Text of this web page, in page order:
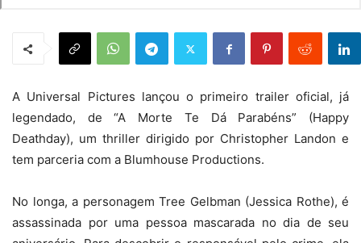
A Universal Pictures lançou o primeiro trailer oficial, já
legendado, de “A Morte Te Dá Parabéns” (Happy
Deathday), um thriller dirigido por Christopher Landon e
tem parceria com a Blumhouse Productions.
No longa, a personagem Tree Gelbman (Jessica Rothe), é
assassinada por uma pessoa mascarada no dia de seu